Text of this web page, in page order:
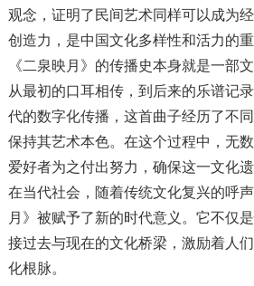
观念，证明了民间艺术同样可以成为
创造力，是中国文化多样性和活力的重
《二泉映月》的传播史本身就是一部
从最初的口耳相传，到后来的乐谱记
代的数字化传播，这首曲子经历了不
保持其艺术本色。在这个过程中，无
爱好者为之付出努力，确保这一文化
在当代社会，随着传统文化复兴的呼
月》被赋予了新的时代意义。它不仅
接过去与现在的文化桥梁，激励着人
化根脉。